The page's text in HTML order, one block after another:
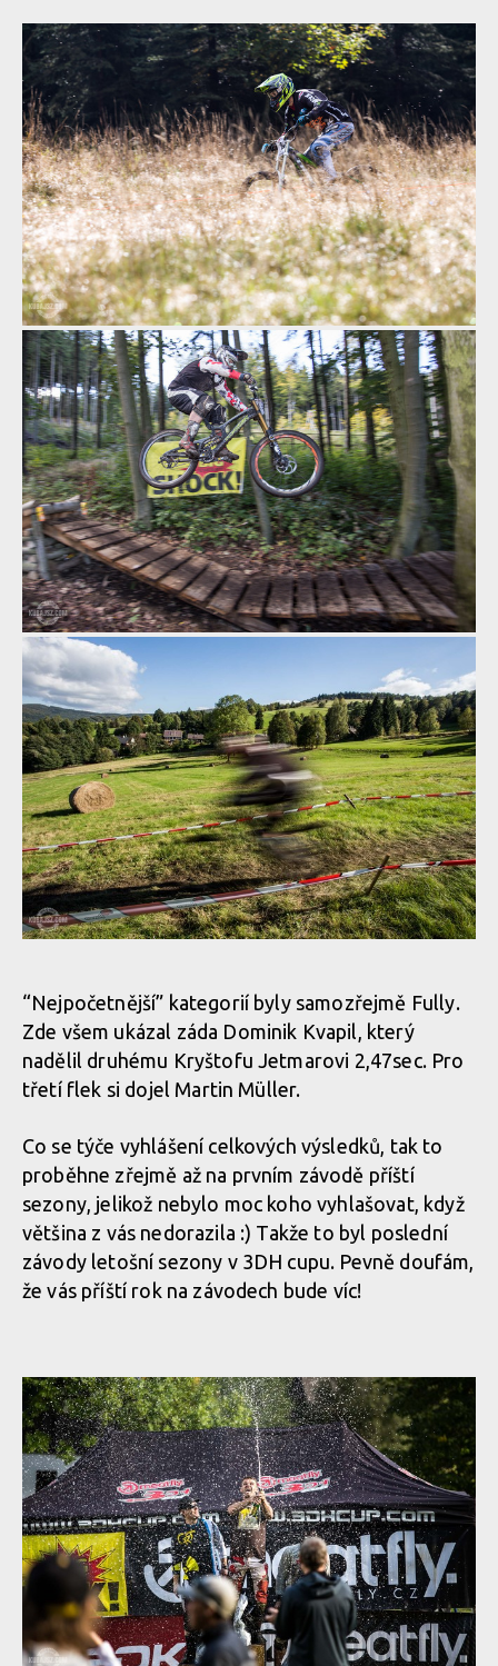
“Nejpočetnější” kategorií byly samozřejmě Fully.
Zde všem ukázal záda Dominik Kvapil, který
nadělil druhému Kryštofu Jetmarovi 2,47sec. Pro
třetí flek si dojel Martin Müller.
Co se týče vyhlášení celkových výsledků, tak to
proběhne zřejmě až na prvním závodě příští
sezony, jelikož nebylo moc koho vyhlašovat, když
většina z vás nedorazila :) Takže to byl poslední
závody letošní sezony v 3DH cupu. Pevně doufám,
že vás příští rok na závodech bude víc!